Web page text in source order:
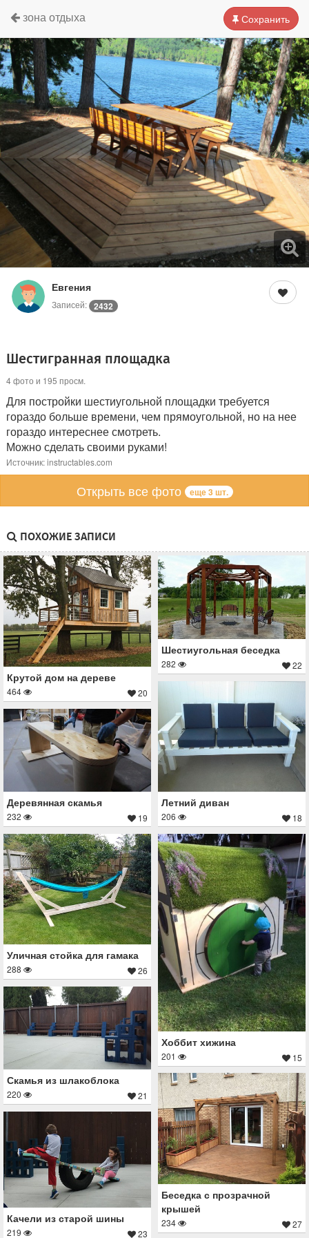
Сохранить
зона отдыха
Евгения
Записей: 2432
Шестигранная площадка
4 фото и 195 просм.
Для постройки шестиугольной площадки требуется
гораздо больше времени, чем прямоугольной, но на нее
гораздо интереснее смотреть.
Можно сделать своими руками!
Источник: instructables.com
Открыть все фото еще 3 шт.
ПОХОЖИЕ ЗАПИСИ
Крутой дом на дереве
464 20
Шестиугольная беседка
282 22
Летний диван
206 18
Деревянная скамья
232 19
Уличная стойка для гамака
288 26
Хоббит хижина
201 15
Скамья из шлакоблока
220 21
Беседка с прозрачной
крышей
234 27
Качели из старой шины
219 23